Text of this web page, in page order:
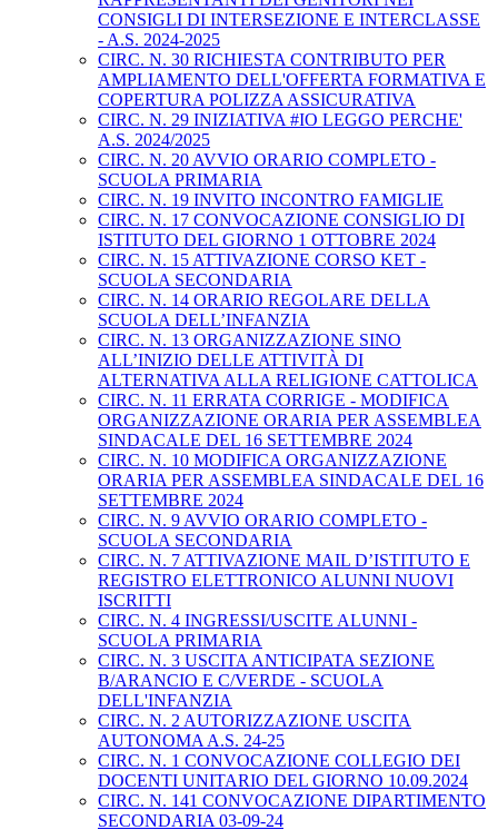
CONSIGLI DI INTERSEZIONE E INTERCLASSE
- A.S. 2024-2025
CIRC. N. 30 RICHIESTA CONTRIBUTO PER
AMPLIAMENTO DELL'OFFERTA FORMATIVA E
COPERTURA POLIZZA ASSICURATIVA
CIRC. N. 29 INIZIATIVA #IO LEGGO PERCHE'
A.S. 2024/2025
CIRC. N. 20 AVVIO ORARIO COMPLETO -
SCUOLA PRIMARIA
CIRC. N. 19 INVITO INCONTRO FAMIGLIE
CIRC. N. 17 CONVOCAZIONE CONSIGLIO DI
ISTITUTO DEL GIORNO 1 OTTOBRE 2024
CIRC. N. 15 ATTIVAZIONE CORSO KET -
SCUOLA SECONDARIA
CIRC. N. 14 ORARIO REGOLARE DELLA
SCUOLA DELL’INFANZIA
CIRC. N. 13 ORGANIZZAZIONE SINO
ALL’INIZIO DELLE ATTIVITÀ DI
ALTERNATIVA ALLA RELIGIONE CATTOLICA
CIRC. N. 11 ERRATA CORRIGE - MODIFICA
ORGANIZZAZIONE ORARIA PER ASSEMBLEA
SINDACALE DEL 16 SETTEMBRE 2024
CIRC. N. 10 MODIFICA ORGANIZZAZIONE
ORARIA PER ASSEMBLEA SINDACALE DEL 16
SETTEMBRE 2024
CIRC. N. 9 AVVIO ORARIO COMPLETO -
SCUOLA SECONDARIA
CIRC. N. 7 ATTIVAZIONE MAIL D’ISTITUTO E
REGISTRO ELETTRONICO ALUNNI NUOVI
ISCRITTI
CIRC. N. 4 INGRESSI/USCITE ALUNNI -
SCUOLA PRIMARIA
CIRC. N. 3 USCITA ANTICIPATA SEZIONE
B/ARANCIO E C/VERDE - SCUOLA
DELL'INFANZIA
CIRC. N. 2 AUTORIZZAZIONE USCITA
AUTONOMA A.S. 24-25
CIRC. N. 1 CONVOCAZIONE COLLEGIO DEI
DOCENTI UNITARIO DEL GIORNO 10.09.2024
CIRC. N. 141 CONVOCAZIONE DIPARTIMENTO
SECONDARIA 03-09-24